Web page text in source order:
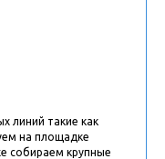
линий такие как
на площадке
собираем крупные